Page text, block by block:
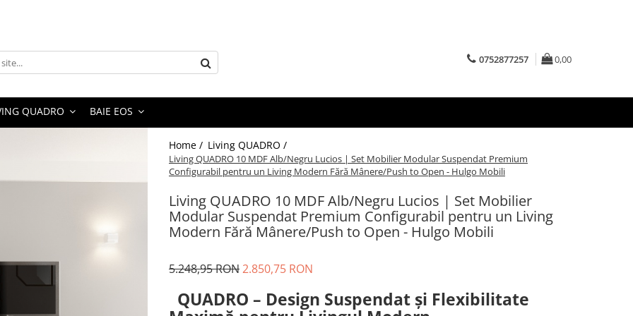
0752877257 0,00
QUADRO BAIE EOS
Home / Living QUADRO /
Living QUADRO 10 MDF Alb/Negru Lucios | Set Mobilier Modular Suspendat Premium
Configurabil pentru un Living Modern Fără Mânere/Push to Open - Hulgo Mobili
Living QUADRO 10 MDF Alb/Negru Lucios | Set Mobilier
Modular Suspendat Premium Configurabil pentru un Living
Modern Fără Mânere/Push to Open - Hulgo Mobili
5.248,95 RON2.850,75 RON
QUADRO – Design Suspendat și Flexibilitate